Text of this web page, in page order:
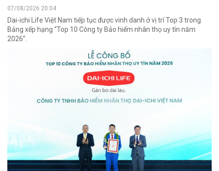
07/08/2026 20:04
Dai-ichi Life Việt Nam tiếp tục được vinh danh ở vị trí Top 3 trong
Bảng xếp hạng “Top 10 Công ty Bảo hiểm nhân thọ uy tín năm
2026”.